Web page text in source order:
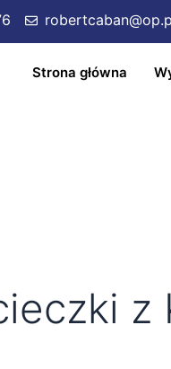
Strona główna
z